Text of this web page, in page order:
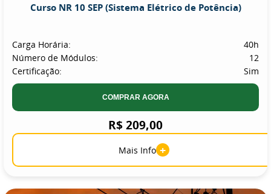
Curso NR 10 SEP (Sistema Elétrico de Potência)
Carga Horária:
40h
Número de Módulos:
12
Certificação:
Sim
COMPRAR AGORA
R$ 209,00
Mais Info +